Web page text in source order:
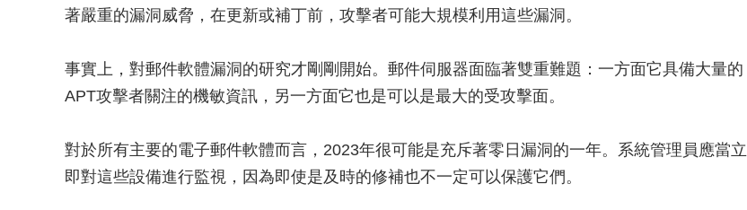
著嚴重的漏洞威脅，在更新或補丁前，攻擊者可能大規模利用這些漏洞。
事實上，對郵件軟體漏洞的研究才剛剛開始。郵件伺服器面臨著雙重難題：一方面它具備大量的
APT攻擊者關注的機敏資訊，另一方面它也是可以是最大的受攻擊面。
對於所有主要的電子郵件軟體而言，2023年很可能是充斥著零日漏洞的一年。系統管理員應當立
即對這些設備進行監視，因為即使是及時的修補也不一定可以保護它們。